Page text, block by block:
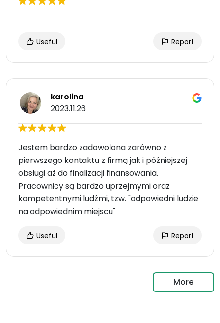
Useful Report
karolina
2023.11.26
Jestem bardzo zadowolona zarówno z
pierwszego kontaktu z firmą jak i późniejszej
obsługi aż do finalizacji finansowania.
Pracownicy są bardzo uprzejmymi oraz
kompetentnymi ludźmi, tzw. "odpowiedni ludzie
na odpowiednim miejscu"
Useful Report
More